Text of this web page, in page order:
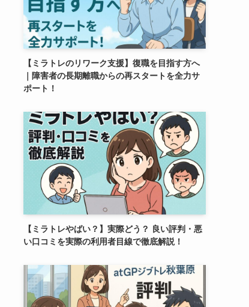
【ミラトレのリワーク支援】復職を目指す方へ
｜障害者の長期離職からの再スタートを全力サ
ポート！
【ミラトレやばい？】実際どう？ 良い評判・悪
い口コミを実際の利用者目線で徹底解説！